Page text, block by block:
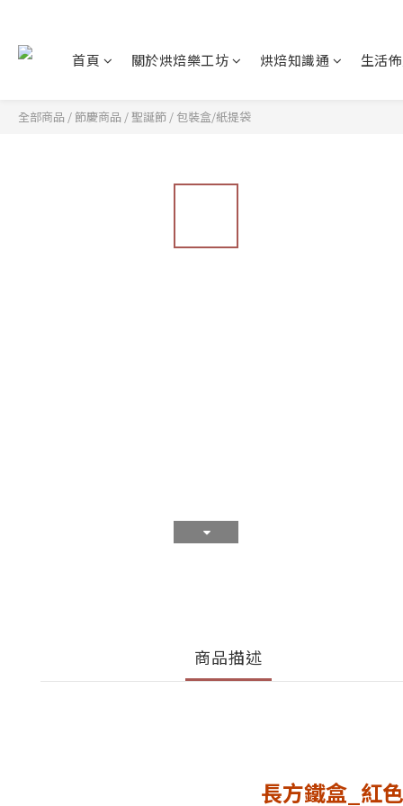
首頁 關於烘焙樂工坊 烘焙知識通 生活
全部商品 / 節慶商品 /聖誕節 / 包裝盒/紙提袋
商品描述
長方鐵盒_紅